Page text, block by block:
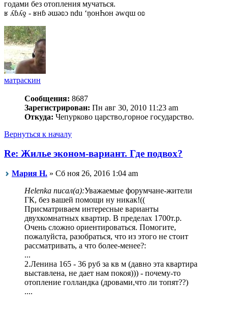
годами без отопления мучаться.
ʁ ʎɓʎƍ - ʁнɓ ǝɯǝʚɔ ndu ‘ņонҺон ǝwqɯ оʚ
матраскин
Сообщения: 8687
Зарегистрирован: Пн авг 30, 2010 11:23 am
Откуда: Чепурково царство,горное государство.
Вернуться к началу
Re: Жилье эконом-вариант. Где подвох?
Мария Н. » Сб ноя 26, 2016 1:04 am
Helenka писал(а):Уважаемые форумчане-жители
ГК, без вашей помощи ну никак!((
Присматриваем интересные варианты
двухкомнатных квартир. В пределах 1700т.р.
Очень сложно ориентироваться. Помогите,
пожалуйста, разобраться, что из этого не стоит
рассматривать, а что более-менее?:
...
2.Ленина 165 - 36 руб за кв м (давно эта квартира
выставлена, не дает нам покоя))) - почему-то
отопление голландка (дровами,что ли топят??)
....